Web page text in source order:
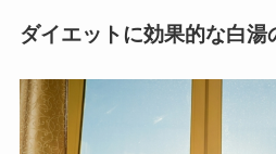
ダイエットに効果的な白湯